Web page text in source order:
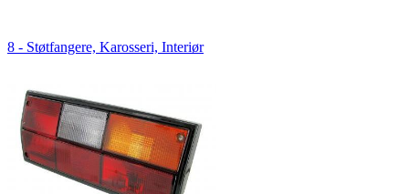
8 - Støtfangere, Karosseri, Interiør